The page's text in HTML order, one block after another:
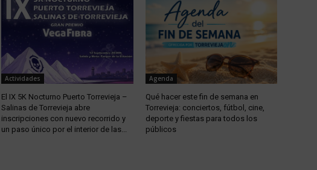
Actividades
El IX 5K Nocturno Puerto Torrevieja –
Salinas de Torrevieja abre
inscripciones con nuevo recorrido y
un paso único por el interior de las...
Agenda
Qué hacer este fin de semana en
Torrevieja: conciertos, fútbol, cine,
deporte y fiestas para todos los
públicos